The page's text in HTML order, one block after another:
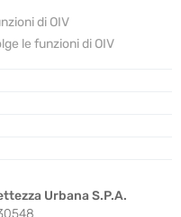
di OIV
le funzioni di OIV
Urbana S.P.A.